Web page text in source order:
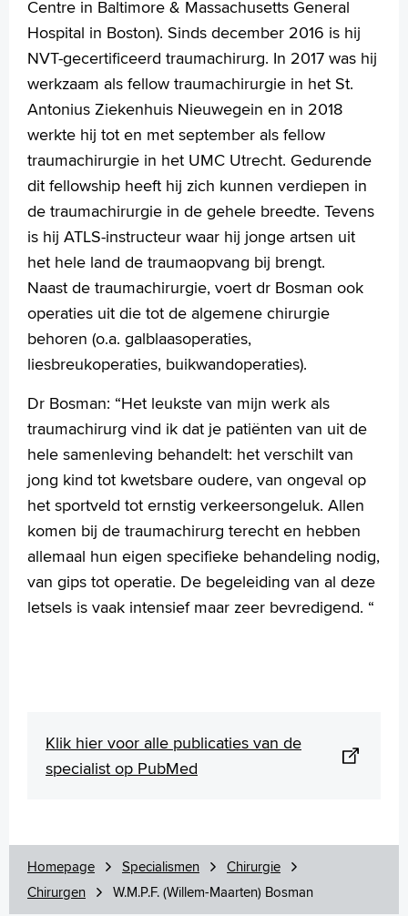
Centre in Baltimore & Massachusetts General
Hospital in Boston). Sinds december 2016 is hij
NVT-gecertificeerd traumachirurg. In 2017 was hij
werkzaam als fellow traumachirurgie in het St.
Antonius Ziekenhuis Nieuwegein en in 2018
werkte hij tot en met september als fellow
traumachirurgie in het UMC Utrecht. Gedurende
dit fellowship heeft hij zich kunnen verdiepen in
de traumachirurgie in de gehele breedte. Tevens
is hij ATLS-instructeur waar hij jonge artsen uit
het hele land de traumaopvang bij brengt.
Naast de traumachirurgie, voert dr Bosman ook
operaties uit die tot de algemene chirurgie
behoren (o.a. galblaasoperaties,
liesbreukoperaties, buikwandoperaties).
Dr Bosman: “Het leukste van mijn werk als
traumachirurg vind ik dat je patiënten van uit de
hele samenleving behandelt: het verschilt van
jong kind tot kwetsbare oudere, van ongeval op
het sportveld tot ernstig verkeersongeluk. Allen
komen bij de traumachirurg terecht en hebben
allemaal hun eigen specifieke behandeling nodig,
van gips tot operatie. De begeleiding van al deze
letsels is vaak intensief maar zeer bevredigend. “
Klik hier voor alle publicaties van de
specialist op PubMed
Homepage Specialismen
Chirurgie
Chirurgen
W.M.P.F. (Willem-Maarten) Bosman